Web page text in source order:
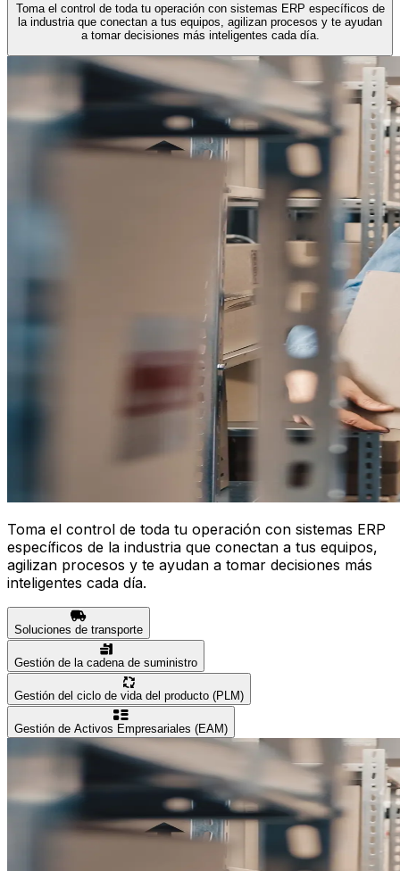
Toma el control de toda tu operación con sistemas ERP específicos de
la industria que conectan a tus equipos, agilizan procesos y te ayudan
a tomar decisiones más inteligentes cada día.
Toma el control de toda tu operación con sistemas ERP
específicos de la industria que conectan a tus equipos,
agilizan procesos y te ayudan a tomar decisiones más
inteligentes cada día.
Soluciones de transporte
Gestión de la cadena de suministro
Gestión del ciclo de vida del producto (PLM)
Gestión de Activos Empresariales (EAM)